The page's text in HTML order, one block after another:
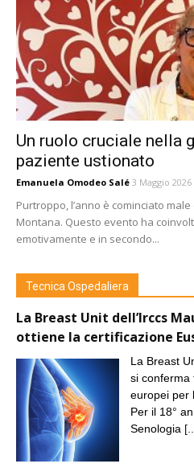
Un ruolo cruciale nella
paziente ustionato
Emanuela Omodeo Salé 3 Maggio 2026
Purtroppo, l’anno è cominciato male
Montana. Questo evento ha
emotivamente e in secondo...
Tecnica Ospedaliera
La Breast Unit dell’Irccs
ottiene la certificazione
La Breast
si conferma
europei per
Per il 18°
Senologia